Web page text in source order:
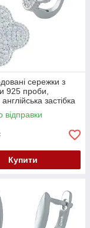
сережки з
925 проби,
застібка
відправки
Купити